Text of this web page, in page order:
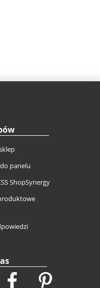
panelu
ShopSynergy